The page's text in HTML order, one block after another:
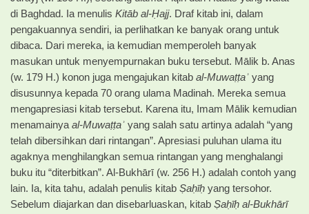
di Baghdad. Ia menulis Kitāb al-Ḥajj. Draf kitab ini, dalam
pengakuannya sendiri, ia perlihatkan ke banyak orang untuk
dibaca. Dari mereka, ia kemudian memperoleh banyak
masukan untuk menyempurnakan buku tersebut. Mālik b. Anas
(w. 179 H.) konon juga mengajukan kitab al-Muwaṭṭaʾ yang
disusunnya kepada 70 orang ulama Madinah. Mereka semua
mengapresiasi kitab tersebut. Karena itu, Imam Mālik kemudian
menamainyaal-Muwaṭṭaʾ yang salah satu artinya adalah “yang
telah dibersihkan dari rintangan”. Apresiasi puluhan ulama itu
agaknya menghilangkan semua rintangan yang menghalangi
buku itu “diterbitkan”. Al-Bukhārī (w. 256 H.) adalah contoh yang
lain. Ia, kita tahu, adalah penulis kitab Ṣaḥīḥ yang tersohor.
Sebelum diajarkan dan disebarluaskan, kitab Ṣaḥīḥ al-Bukhārī